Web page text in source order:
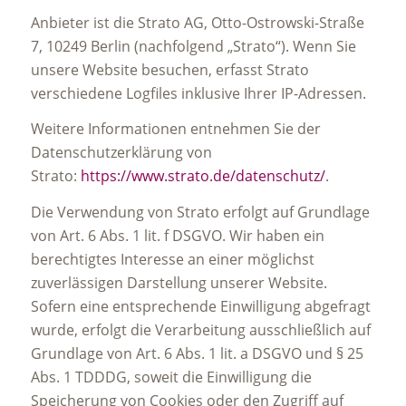
Anbieter ist die Strato AG, Otto-Ostrowski-Straße
7, 10249 Berlin (nachfolgend „Strato“). Wenn Sie
unsere Website besuchen, erfasst Strato
verschiedene Logfiles inklusive Ihrer IP-Adressen.
Weitere Informationen entnehmen Sie der
Datenschutzerklärung von
Strato: https://www.strato.de/datenschutz/.
Die Verwendung von Strato erfolgt auf Grundlage
von Art. 6 Abs. 1 lit. f DSGVO. Wir haben ein
berechtigtes Interesse an einer möglichst
zuverlässigen Darstellung unserer Website.
Sofern eine entsprechende Einwilligung abgefragt
wurde, erfolgt die Verarbeitung ausschließlich auf
Grundlage von Art. 6 Abs. 1 lit. a DSGVO und § 25
Abs. 1 TDDDG, soweit die Einwilligung die
Speicherung von Cookies oder den Zugriff auf